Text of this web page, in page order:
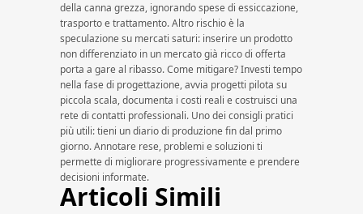
della canna grezza, ignorando spese di essiccazione,
trasporto e trattamento. Altro rischio è la
speculazione su mercati saturi: inserire un prodotto
non differenziato in un mercato già ricco di offerta
porta a gare al ribasso. Come mitigare? Investi tempo
nella fase di progettazione, avvia progetti pilota su
piccola scala, documenta i costi reali e costruisci una
rete di contatti professionali. Uno dei consigli pratici
più utili: tieni un diario di produzione fin dal primo
giorno. Annotare rese, problemi e soluzioni ti
permette di migliorare progressivamente e prendere
decisioni informate.
Articoli Simili